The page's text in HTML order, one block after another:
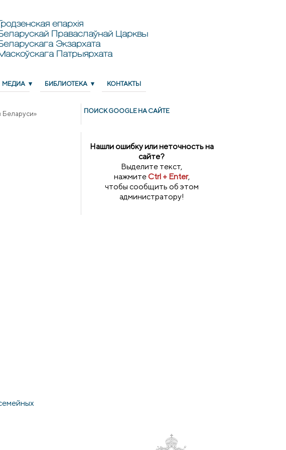
Гродзенская епархія
Праваслаўнай Царквы
Экзархата
Патрыярхата
МЕДИА БИБЛИОТЕКА КОНТАКТЫ
Беларуси» ПОИСК GOОGLE НА САЙТЕ
Нашли ошибку или неточность на
сайте?
Выделите текст,
нажмитеCtrl + Enter,
чтобы сообщить об этом
администратору!